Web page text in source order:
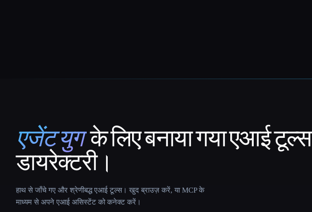
That AI Collection
एजेंट युग के लिए बनाया गया एआई टूल्स
डायरेक्टरी।
हाथ से जाँचे गए और श्रेणीबद्ध एआई टूल्स। खुद ब्राउज़ करें, या MCP के
माध्यम से अपने एआई असिस्टेंट को कनेक्ट करें।